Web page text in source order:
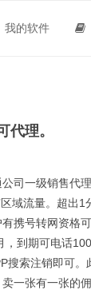
我的软件
代理。
司一级销售代
域流量。超出
携号转网资格
到期可电话
搜索注销即可
一张有一张的